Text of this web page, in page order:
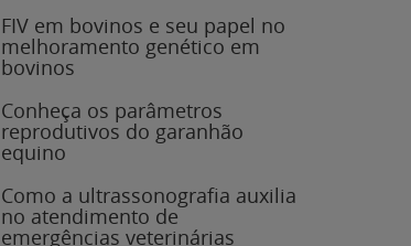
FIV em bovinos e seu papel no
melhoramento genético em
bovinos
Conheça os parâmetros
reprodutivos do garanhão
equino
Como a ultrassonografia auxilia
no atendimento de
emergências veterinárias